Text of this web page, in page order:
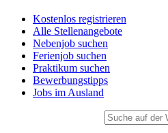
Kostenlos registrieren
Alle Stellenangebote
Nebenjob suchen
Ferienjob suchen
Praktikum suchen
Bewerbungstipps
Jobs im Ausland